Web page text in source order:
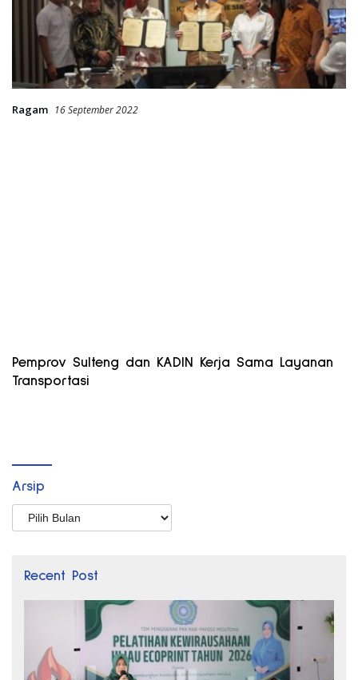
Ragam 16 September 2022
Pemprov Sulteng dan KADIN Kerja Sama Layanan
Transportasi
Arsip
Arsip
Recent Post